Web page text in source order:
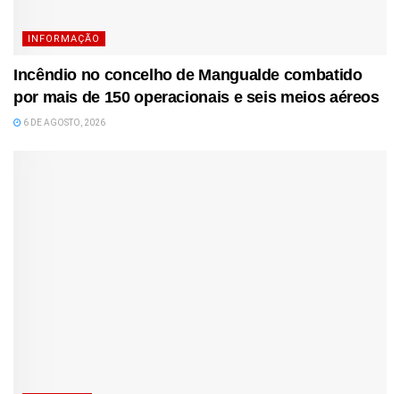
INFORMAÇÃO
Incêndio no concelho de Mangualde combatido
por mais de 150 operacionais e seis meios aéreos
6 DE AGOSTO, 2026